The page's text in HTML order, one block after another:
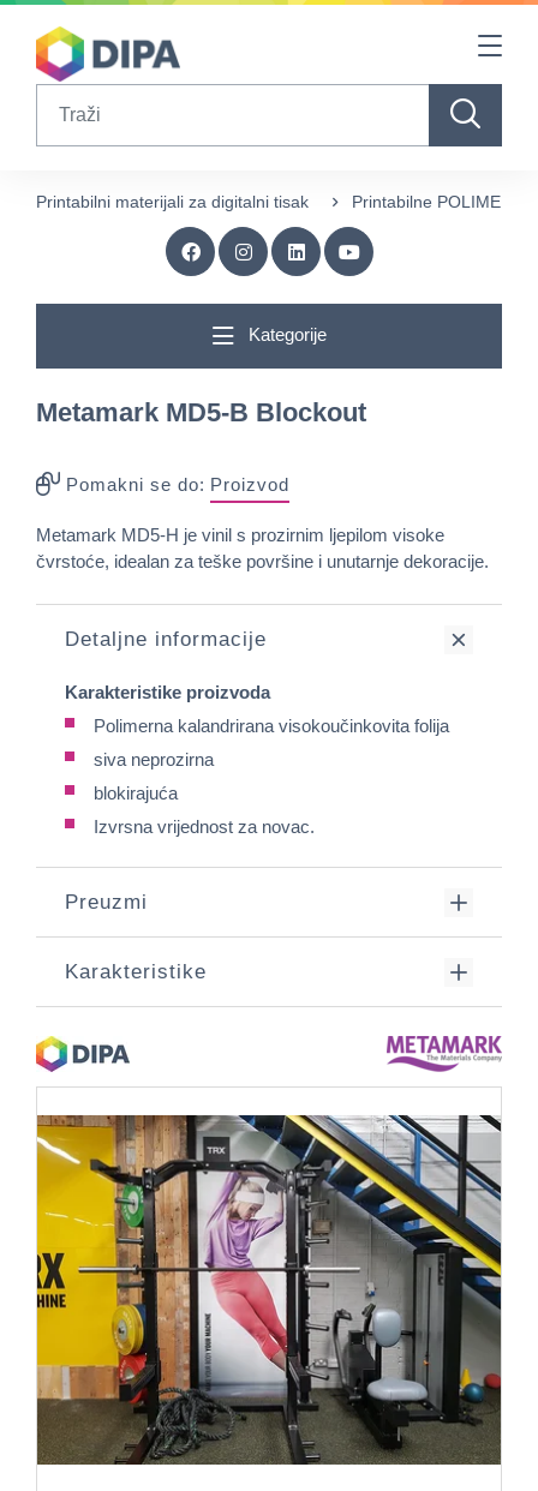
Table Of Content
Printabilni materijali za digitalni tisak Printabilne POLIMER
Kategorije
Metamark MD5-B Blockout
Pomakni se do: Proizvod
Metamark MD5-H je vinil s prozirnim ljepilom visoke
čvrstoće, idealan za teške površine i unutarnje dekoracije.
Detaljne informacije
Karakteristike proizvoda
Polimerna kalandrirana visokoučinkovita folija
siva neprozirna
blokirajuća
Izvrsna vrijednost za novac.
Preuzmi
Karakteristike